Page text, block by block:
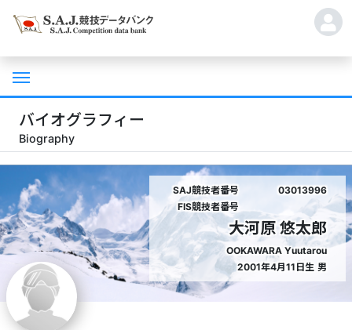
バイオグラフィー
Biography
SAJ競技者番号
03013996
FIS競技者番号
大河原 悠太郎
OOKAWARA Yuutarou
2001年4月11日生 男